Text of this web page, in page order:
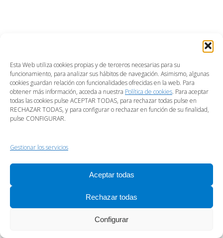
Esta Web utiliza cookies propias y de terceros necesarias para su
funcionamiento, para analizar sus hábitos de navegación. Asimismo, algunas
cookies guardan relación con funcionalidades ofrecidas en la web. Para
obtener más información, acceda a nuestra Política de cookies. Para aceptar
todas las cookies pulse ACEPTAR TODAS, para rechazar todas pulse en
RECHAZAR TODAS, y para configurar o rechazar en función de su finalidad,
pulse CONFIGURAR.
Gestionar los servicios
Aceptar todas
Rechazar todas
Configurar